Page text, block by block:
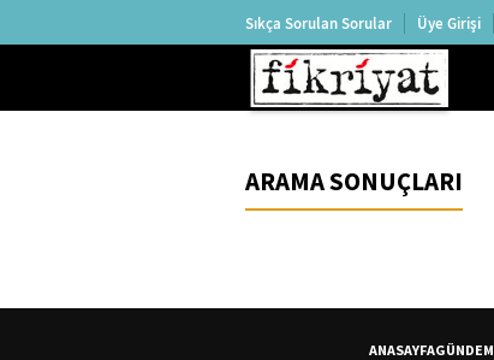
Sıkça Sorulan Sorular Üye Girişi
ARAMA SONUÇLARI
ANASAYFAGÜNDEM